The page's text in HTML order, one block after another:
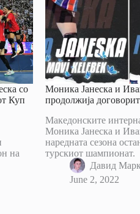
со
Куп
на
Моника Јанеска и
продолжија
Македонските
Моника Јанеска и
наредната сезона
турскиот шампионат.
Давид
June 2, 2022